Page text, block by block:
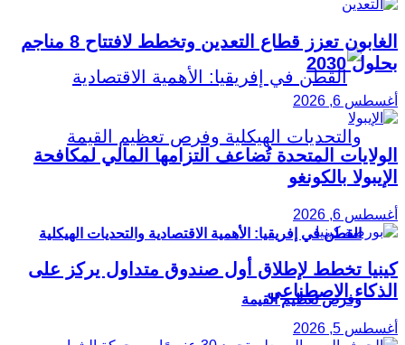
القطن في إفريقيا: الأهمية الاقتصادية والتحديات الهيكلية
وفرص تعظيم القيمة
الغابون تعزز قطاع التعدين وتخطط لافتتاح 8 مناجم
بحلول 2030
أغسطس 6, 2026
الولايات المتحدة تُضاعف التزامها المالي لمكافحة
الإيبولا بالكونغو
أغسطس 6, 2026
كينيا تخطط لإطلاق أول صندوق متداول يركز على
الذكاء الاصطناعي
أغسطس 5, 2026